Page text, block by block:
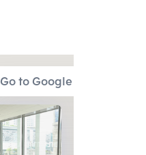
Go to Google Map